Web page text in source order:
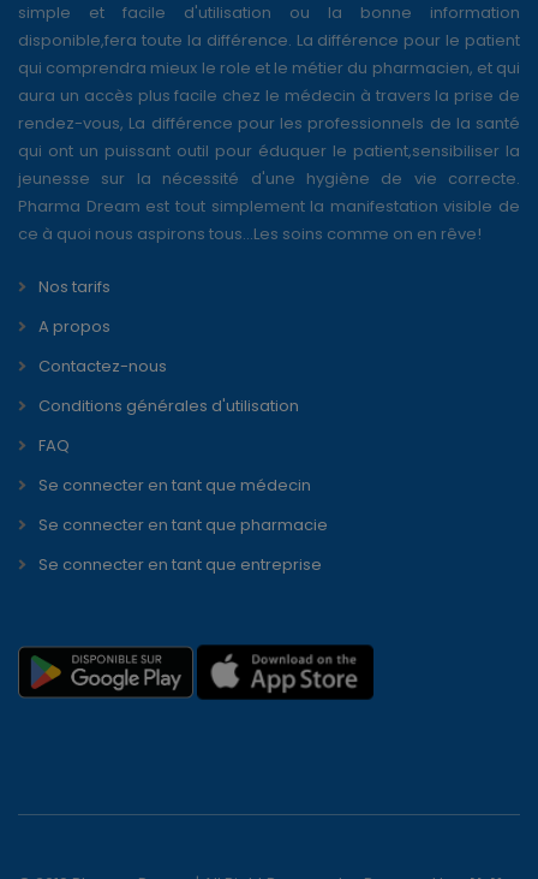
simple et facile d'utilisation ou la bonne information
disponible,fera toute la différence. La différence pour le patient
qui comprendra mieux le role et le métier du pharmacien, et qui
aura un accès plus facile chez le médecin à travers la prise de
rendez-vous, La différence pour les professionnels de la santé
qui ont un puissant outil pour éduquer le patient,sensibiliser la
jeunesse sur la nécessité d'une hygiène de vie correcte.
Pharma Dream est tout simplement la manifestation visible de
ce à quoi nous aspirons tous...Les soins comme on en rêve!
Nos tarifs
A propos
Contactez-nous
Conditions générales d'utilisation
FAQ
Se connecter en tant que médecin
Se connecter en tant que pharmacie
Se connecter en tant que entreprise